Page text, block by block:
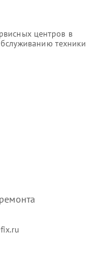
центров в
техники